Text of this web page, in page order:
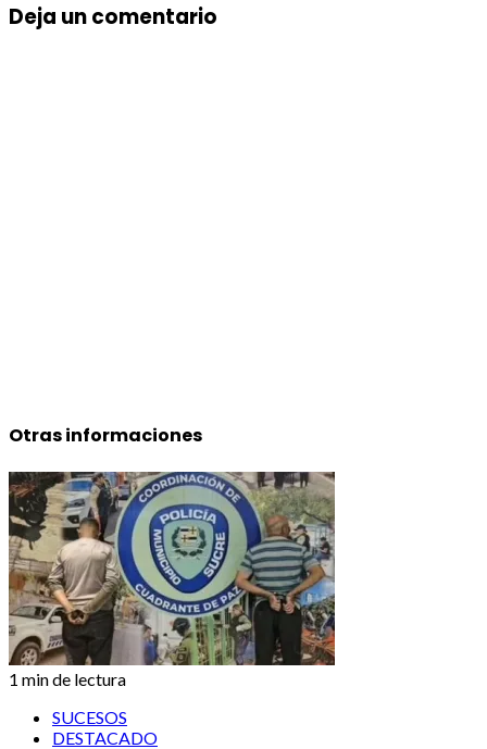
Deja un comentario
Otras informaciones
1 min de lectura
SUCESOS
DESTACADO